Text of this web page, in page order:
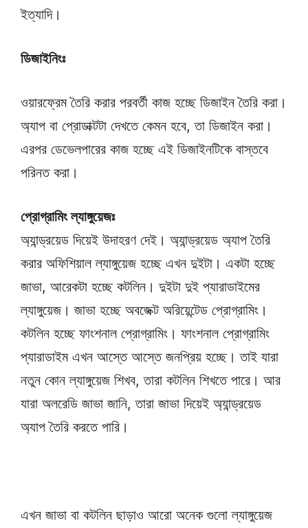
ইত্যাদি।
ডিজাইনিংঃ
ওয়ারফ্রেম তৈরি করার পরবর্তী কাজ হচ্ছে ডিজাইন তৈরি করা।
অ্যাপ বা প্রোডাক্টটা দেখতে কেমন হবে, তা ডিজাইন করা।
এরপর ডেভেলপারের কাজ হচ্ছে এই ডিজাইনটিকে বাস্তবে
পরিনত করা।
প্রোগ্রামিং ল্যাঙ্গুয়েজঃ
অ্যান্ড্রয়েড দিয়েই উদাহরণ দেই। অ্যান্ড্রয়েড অ্যাপ তৈরি
করার অফিশিয়াল ল্যাঙ্গুয়েজ হচ্ছে এখন দুইটা। একটা হচ্ছে
জাভা, আরেকটা হচ্ছে কটলিন। দুইটা দুই প্যারাডাইমের
ল্যাঙ্গুয়েজ। জাভা হচ্ছে অবজেক্ট অরিয়েন্টেড প্রোগ্রামিং।
কটলিন হচ্ছে ফাংশনাল প্রোগ্রামিং। ফাংশনাল প্রোগ্রামিং
প্যারাডাইম এখন আস্তে আস্তে জনপ্রিয় হচ্ছে। তাই যারা
নতুন কোন ল্যাঙ্গুয়েজ শিখব, তারা কটলিন শিখতে পারে। আর
যারা অলরেডি জাভা জানি, তারা জাভা দিয়েই অ্যান্ড্রয়েড
অ্যাপ তৈরি করতে পারি।
এখন জাভা বা কটলিন ছাড়াও আরো অনেক গুলো ল্যাঙ্গুয়েজ